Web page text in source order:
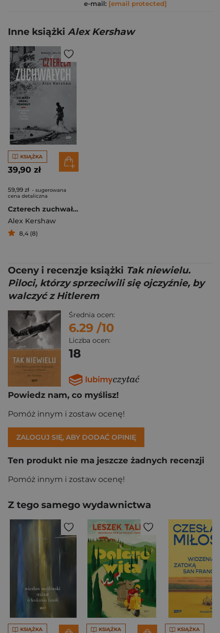
e-mail: [email protected]
Inne książki Alex Kershaw
KSIĄŻKA
39,90 zł
59,99 zł - sugerowana
cena detaliczna
Czterech zuchwałych. Od piasków Afryki do serca III Rzeszy
Alex Kershaw
8,4 (8)
Oceny i recenzje książki Tak niewielu.
Piloci, którzy sprzeciwili się ojczyźnie, by
walczyć z Hitlerem
Średnia ocen:
6.29 /10
Liczba ocen:
18
Powiedz nam, co myślisz!
Pomóż innym i zostaw ocenę!
ZALOGUJ SIĘ, ABY DODAĆ OPINIĘ
Ten produkt nie ma jeszcze żadnych recenzji
Pomóż innym i zostaw ocenę!
Z tego samego wydawnictwa
KSIĄŻKA KSIĄŻKA KSIĄŻKA